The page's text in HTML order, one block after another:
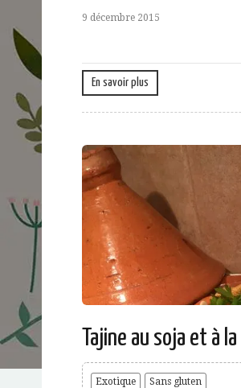
9 décembre 2015
En savoir plus
Tajine au soja et à
Exotique
Sans gluten